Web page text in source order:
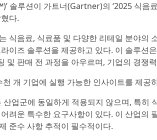
솔루션이 가트너(Gartner)의 ‘2025 식음
다.
식음료, 식료품 및 다양한 리테일 분야의
이즈 솔루션을 제공하고 있다. 이 솔루션
및 판매 전 과정을 아우르며, 기업의 경쟁
개 기업에 실행 가능한 인사이트를 제
산업군에 동일하게 적용되지 않으며, 특히
려운 특수한 요구사항이 있다. 이 산업의
준수 사항 추적이 필수적이다.